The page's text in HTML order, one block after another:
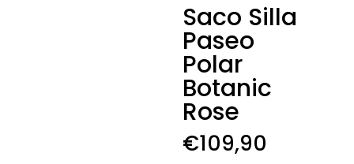
Saco Silla
Paseo
Polar
Botanic
Rose
€109,90